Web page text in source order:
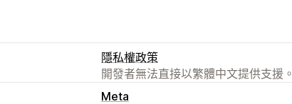
隱私權政策
開發者無法直接以繁體中文提供支援。
Meta